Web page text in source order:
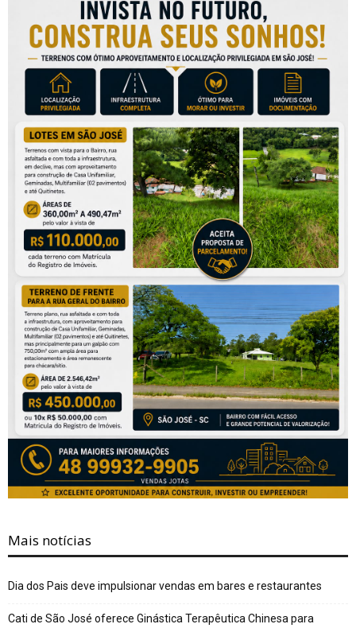
Mais notícias
Dia dos Pais deve impulsionar vendas em bares e restaurantes
Cati de São José oferece Ginástica Terapêutica Chinesa para